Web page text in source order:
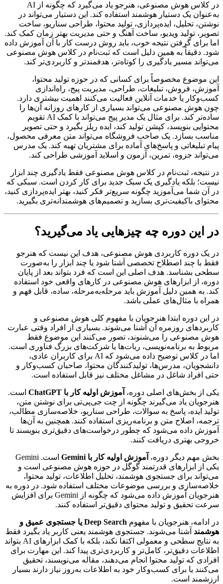
در کلاس هوش مصنوعی، هنرجو یاد می‌گیرد که چگونه از AI
به‌عنوان یک دستیار هوشمند استفاده کند. این دستیار می‌تواند در
نوشتن، تحلیل، ایده‌پردازی، تولید محتوا، طراحی سناریو، ساخت
تصویر، تولید ویدیو، ساخت آهنگ و حتی مدیریت بهتر زمان کمک کند.
اما برای گرفتن نتیجه خوب، باید روش درست کار با آن آموزش داده
شود. دقیقاً به همین دلیل است که ثبت‌نام در کلاس هوش مصنوعی
می‌تواند مسیر یادگیری را کوتاه‌تر، هدفمندتر و کاربردی‌تر کند.
این موضوع مخصوصاً برای کسانی که در حوزه تولید محتوا،
آموزش، فروش، تبلیغات، طراحی، مدیریت پیج، راه‌اندازی
کسب‌وکار یا خدمات آنلاین فعالیت می‌کنند اهمیت بیشتری دارد.
چون هوش مصنوعی می‌تواند بسیاری از کارهای روزانه آن‌ها را
ساده‌تر کند. برای مثال یک مدیر پیج می‌تواند با کمک AI تقویم
محتوایی بنویسد، کپشن تولید کند، ایده ریلز بگیرد و حتی تصویر
مناسب بسازد. یک صاحب فروشگاه می‌تواند متن معرفی محصول،
پیام تبلیغاتی و پاسخ‌های آماده برای مشتریان تهیه کند. یک مدرس
می‌تواند جزوه، تمرین، آزمون و اسلاید آموزشی طراحی کند.
در نتیجه، ثبت‌نام در کلاس هوش مصنوعی فقط یادگیری چند ابزار
نیست؛ بلکه یادگیری یک سبک جدید برای کار کردن است. سبکی که
در آن شما می‌آموزید چگونه سریع‌تر فکر کنید، بهتر ایده‌پردازی کنید،
محتوای باکیفیت‌تری بسازید و تصمیم‌های هوشمندانه‌تری بگیرید.
در این دوره چه چیزهایی یاد می‌گیرید؟
در یک دوره کاربردی هوش مصنوعی، هدف این نیست که هنرجو
فقط با چند اصطلاح تخصصی آشنا شود یا چند ابزار را به‌صورت
سطحی بشناسد. هدف اصلی این است که فرد بتواند بعد از پایان
دوره، از ابزارهای هوش مصنوعی در کارهای واقعی خود استفاده
کند. به همین دلیل آموزش باید مرحله‌به‌مرحله، ساده، قابل فهم و
همراه با مثال‌های عملی باشد.
در این دوره ابتدا هنرجویان با مفهوم کلی هوش مصنوعی و
کاربردهای روزمره آن آشنا می‌شوند. بسیاری از افراد وقتی عبارت
هوش مصنوعی را می‌شنوند، تصور می‌کنند این موضوع فقط
مربوط به برنامه‌نویسی، ربات‌ها یا شرکت‌های بزرگ فناوری است.
اما در کلاس توضیح داده می‌شود که AI برای کاربران عادی،
دانشجویان، مدرس‌ها، تولیدکنندگان محتوا، صاحبان کسب‌وکار و
حتی افراد شاغل در مشاغل مختلف نیز قابل استفاده است.
یکی از بخش‌های اصلی دوره، آموزش اولیه کار با ChatGPT
است.
هنرجویان یاد می‌گیرند چگونه از چت جی‌پی‌تی برای نوشتن متن،
تولید ایده، پاسخ به سوالات، طراحی سناریو، خلاصه‌سازی مطالب،
ترجمه، اصلاح متن و برنامه‌ریزی استفاده کنند. همچنین به آن‌ها
آموزش داده می‌شود که چطور درخواست‌های دقیق‌تری بنویسند تا
خروجی بهتری دریافت کنند.
بخش مهم دیگر دوره، آموزش اولیه کار با Gemini
است. Gemini
یکی از ابزارهای قدرتمند گوگل در حوزه هوش مصنوعی است و
می‌تواند برای جستجوی هوشمند، تحلیل اطلاعات، تولید محتوا،
خلاصه‌سازی و بررسی موضوعات مختلف استفاده شود. در دوره به
هنرجویان آموزش داده می‌شود که چگونه از Gemini برای افزایش
سرعت تحقیق و تولید محتوای دقیق‌تر استفاده کنند.
در ادامه، هنرجویان با مفهوم
Deep Search یا جستجوی عمیق و
هوشمند آشنا می‌شوند. جستجوی هوشمند یعنی کاربر یاد بگیرد فقط
به نتایج سطحی و معمولی اکتفا نکند، بلکه با کمک ابزارهای AI بتواند
اطلاعات دقیق‌تر، کامل‌تر و کاربردی‌تری پیدا کند. این مهارت برای
افرادی که تولید محتوا انجام می‌دهند، مقاله می‌نویسند، تحقیق
می‌کنند یا برای کسب‌وکار خود به اطلاعات به‌روز نیاز دارند بسیار
ارزشمند است.